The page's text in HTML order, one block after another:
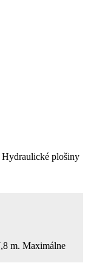
Hydraulické plošiny
m. Maximálne